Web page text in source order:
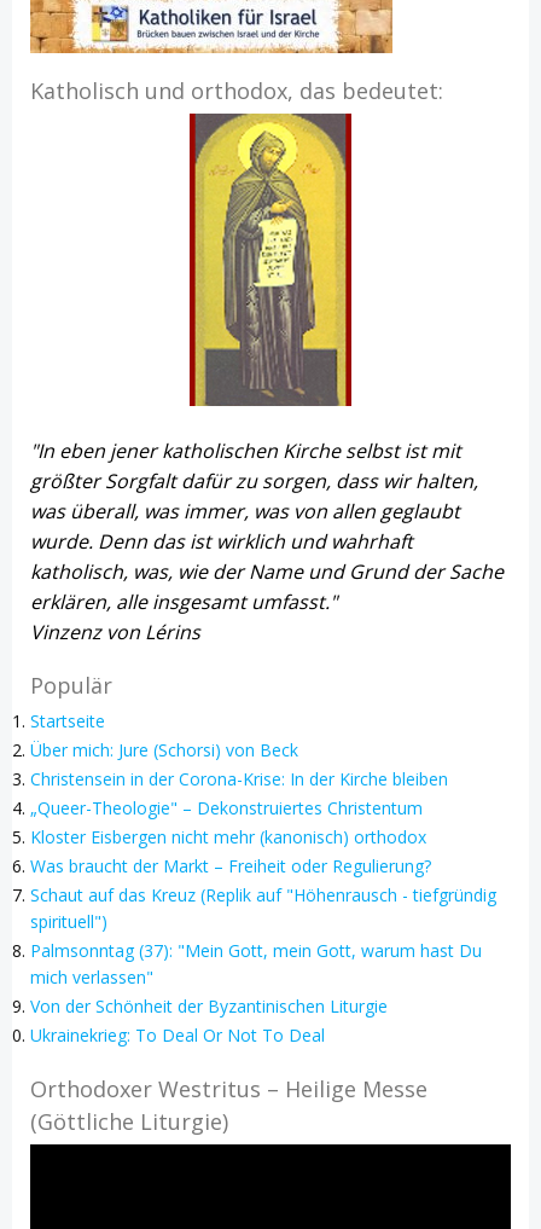
Katholisch und orthodox, das bedeutet:
"In eben jener katholischen Kirche selbst ist mit
größter Sorgfalt dafür zu sorgen, dass wir halten,
was überall, was immer, was von allen geglaubt
wurde. Denn das ist wirklich und wahrhaft
katholisch, was, wie der Name und Grund der Sache
erklären, alle insgesamt umfasst."
Vinzenz von Lérins
Populär
Startseite
Über mich: Jure (Schorsi) von Beck
Christensein in der Corona-Krise: In der Kirche bleiben
„Queer-Theologie" – Dekonstruiertes Christentum
Kloster Eisbergen nicht mehr (kanonisch) orthodox
Was braucht der Markt – Freiheit oder Regulierung?
Schaut auf das Kreuz (Replik auf "Höhenrausch - tiefgründig
spirituell")
Palmsonntag (37): "Mein Gott, mein Gott, warum hast Du
mich verlassen"
Von der Schönheit der Byzantinischen Liturgie
Ukrainekrieg: To Deal Or Not To Deal
Orthodoxer Westritus – Heilige Messe
(Göttliche Liturgie)